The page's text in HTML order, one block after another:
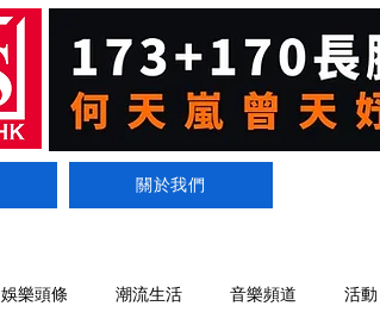
關於我們
娛樂頭條 潮流生活 音樂頻道 活